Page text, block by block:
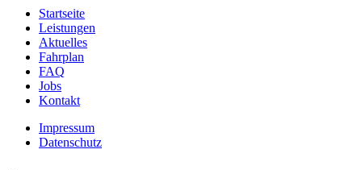
Startseite
Leistungen
Aktuelles
Fahrplan
FAQ
Jobs
Kontakt
Impressum
Datenschutz